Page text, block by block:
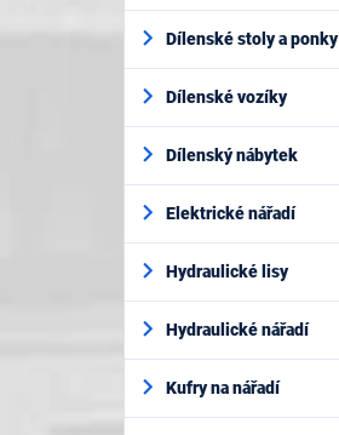
Dílenské stoly a ponky
Dílenské vozíky
Dílenský nábytek
Elektrické nářadí
Hydraulické lisy
Hydraulické nářadí
Kufry na nářadí